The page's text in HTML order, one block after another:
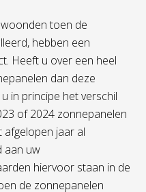
toen de
hebben een
Heeft u over een heel
dan deze
in principe het verschil
of 2024 zonnepanelen
afgelopen jaar al
aan uw
hiervoor staan in de
de zonnepanelen